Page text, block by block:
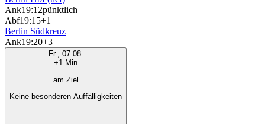
Ank19:12pünktlich
Abf19:15+1
Berlin Südkreuz
Ank19:20+3
Fr., 07.08.
+1 Min
am Ziel
Keine besonderen Auffälligkeiten